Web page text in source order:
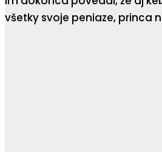
všetky svoje peniaze, princa